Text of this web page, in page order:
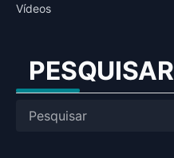
Vídeos
PESQUISAR